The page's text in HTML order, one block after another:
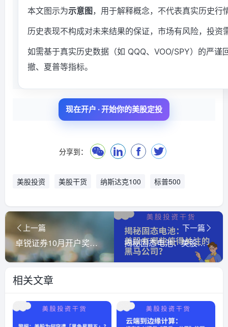
本文图示为示意图 ，用于解释概念，不代表真实历史行
历史表现不构成对未来结果的保证，市场有风险，投资
如需基于真实历史数据（如 QQQ、VOO/SPY）的严
撤、夏普等指标。
现在开户 · 开始你的美股定投
分享到：
美股投资 美股干货 纳斯达克100 标普500
上一篇
卓锐证券10月开户奖励活动 | 无需存量证明 | 开户即享多重好礼 | 最高可获1200港币现金券
下一篇
揭秘固态电池：美股有哪些值得关注的黑马公司？
相关文章